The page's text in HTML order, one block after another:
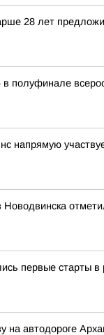
28 лет
полуфинале
напрямую
Новодвинска
первые старты в
автодороге